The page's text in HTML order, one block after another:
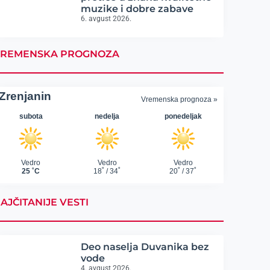
muzike i dobre zabave
6. avgust 2026.
PROGNOZA
VESTI
Deo naselja Duvanika bez
vode
4. avgust 2026.